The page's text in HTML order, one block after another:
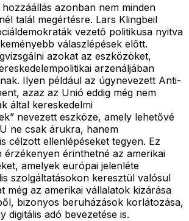
azonban nem minden
talál megértésre. Lars Klingbeil
vezető politikusa nyitva
válaszlépések előtt.
azokat az eszközöket,
arzenáljában
Ilyen például az úgynevezett Anti-
azaz az Unió eddig még nem
által kereskedelmi
nevezett eszköze, amely lehetővé
ne csak árukra, hanem
célzott ellenlépéseket tegyen. Ez
érzékenyen érinthetné az amerikai
amelyek európai jelenléte
szolgáltatásokon keresztül valósul
még az amerikai vállalatok kizárása
bizonyos beruházások korlátozása,
digitális adó bevezetése is.